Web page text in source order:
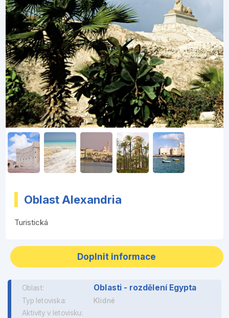
Oblast Alexandria
Turistická
Doplnit informace
Oblast: Oblasti - rozdělení Egypta
Typ letoviska: Klidné
Aktivity v letovisku: